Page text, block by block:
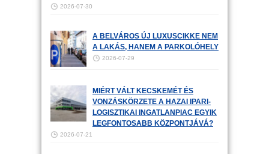
2026-07-30
A BELVÁROS ÚJ LUXUSCIKKE NEM
A LAKÁS, HANEM A PARKOLÓHELY
2026-07-29
MIÉRT VÁLT KECSKEMÉT ÉS
VONZÁSKÖRZETE A HAZAI IPARI-
LOGISZTIKAI INGATLANPIAC EGYIK
LEGFONTOSABB KÖZPONTJÁVÁ?
2026-07-21